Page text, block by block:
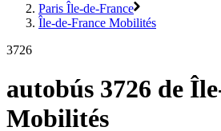
Paris Île-de-France
Île-de-France Mobilités
3726
autobús 3726 de
Mobilités